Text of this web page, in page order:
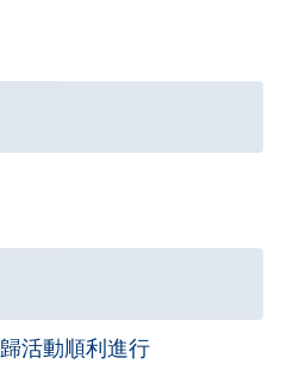
活動順利進行